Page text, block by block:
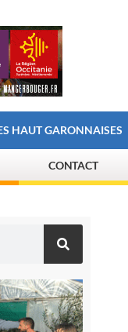
HAUT GARONNAISES
CONTACT